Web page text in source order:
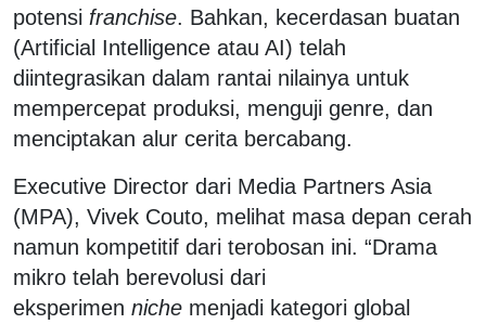
potensi franchise. Bahkan, kecerdasan buatan
(Artificial Intelligence atau AI) telah
diintegrasikan dalam rantai nilainya untuk
mempercepat produksi, menguji genre, dan
menciptakan alur cerita bercabang.
Executive Director dari Media Partners Asia
(MPA), Vivek Couto, melihat masa depan cerah
namun kompetitif dari terobosan ini. “Drama
mikro telah berevolusi dari
eksperimen niche menjadi kategori global